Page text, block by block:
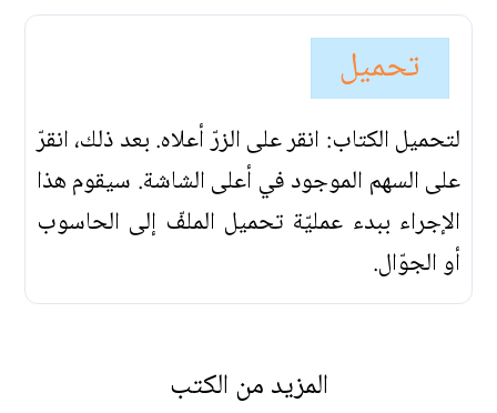
تحميل
لتحميل الكتاب: انقر على الزرّ أعلاه. بعد ذلك، انقرّ
على السهم الموجود في أعلى الشاشة. سيقوم هذا
الإجراء ببدء عمليّة تحميل الملفّ إلى الحاسوب
أو الجوّال.
المزيد من الكتب